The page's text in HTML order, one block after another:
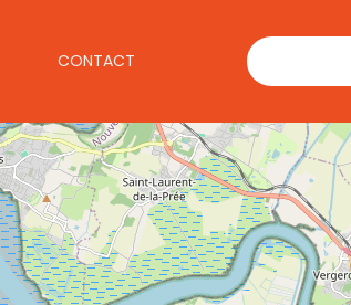
CONTACT